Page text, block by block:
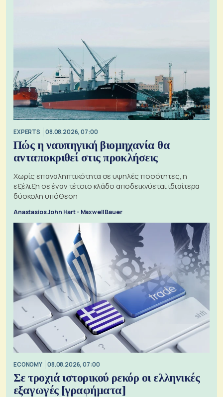
EXPERTS 08.08.2026, 07:00
Πώς η ναυπηγική βιομηχανία θα
ανταποκριθεί στις προκλήσεις
Χωρίς επαναληπτικότητα σε υψηλές ποσότητες, η
εξέλιξη σε έναν τέτοιο κλάδο αποδεικνύεται ιδιαίτερα
δύσκολη υπόθεση
Anastasios John Hart - Maxwell Bauer
ECONOMY 08.08.2026, 07:00
Σε τροχιά ιστορικού ρεκόρ οι ελληνικές
εξαγωγές [γραφήματα]